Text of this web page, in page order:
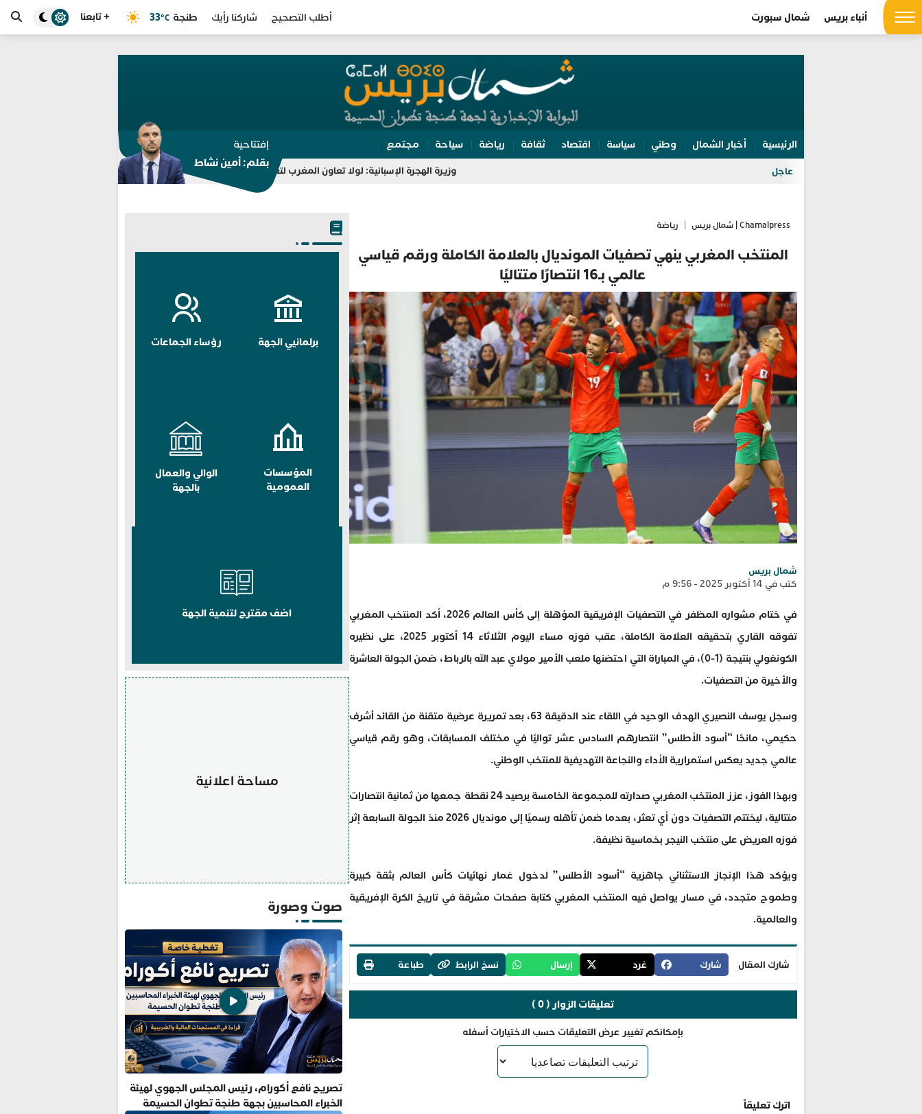
أنباء بريس شمال سبورت أطلب التصحيح شاركنا رأيك طنجة 33 °C + تابعنا
الرئيسية أخبار الشمال وطني سياسة اقتصاد ثقافة رياضة سياحة مجتمع
عاجل التحريض على اقتحام سبتة يقود مسيري وزيرة الهجرة الإسبانية: لولا تعاون المغرب لتعذّر احتواء أزمة الهجرة في سبتة
إفتتاحية
بقلم: أمين نشاط
Chamalpress | شمال بريس رياضة
المنتخب المغربي ينهي تصفيات المونديال بالعلامة الكاملة ورقم قياسي
عالمي بـ16 انتصارًا متتاليًا
شمال بريس
كتب في 14 أكتوبر 2025 - 9:56 م
في ختام مشواره المظفر في التصفيات الإفريقية المؤهلة إلى كأس العالم 2026، أكد المنتخب المغربي
تفوقه القاري بتحقيقه العلامة الكاملة، عقب فوزه مساء اليوم الثلاثاء 14 أكتوبر 2025، على نظيره
الكونغولي بنتيجة (1-0)، في المباراة التي احتضنها ملعب الأمير مولاي عبد الله بالرباط، ضمن الجولة العاشرة
والأخيرة من التصفيات.
وسجل يوسف النصيري الهدف الوحيد في اللقاء عند الدقيقة 63، بعد تمريرة عرضية متقنة من القائد أشرف
حكيمي، مانحًا “أسود الأطلس” انتصارهم السادس عشر تواليًا في مختلف المسابقات، وهو رقم قياسي
عالمي جديد يعكس استمرارية الأداء والنجاعة التهديفية للمنتخب الوطني.
وبهذا الفوز، عزز المنتخب المغربي صدارته للمجموعة الخامسة برصيد 24 نقطة جمعها من ثمانية انتصارات
متتالية، ليختتم التصفيات دون أي تعثر، بعدما ضمن تأهله رسميًا إلى مونديال 2026 منذ الجولة السابعة إثر
فوزه العريض على منتخب النيجر بخماسية نظيفة.
ويؤكد هذا الإنجاز الاستثنائي جاهزية “أسود الأطلس” لدخول غمار نهائيات كأس العالم بثقة كبيرة
وطموح متجدد، في مسار يواصل فيه المنتخب المغربي كتابة صفحات مشرقة في تاريخ الكرة الإفريقية
والعالمية.
شارك المقال شارك غرد إرسال نسخ الرابط طباعة
تعليقات الزوار ( 0 )
بإمكانكم تغيير عرض التعليقات حسب الاختيارات أسفله
اترك تعليقاً
برلمانيي الجهة رؤساء الجماعات
المؤسسات
العمومية
الوالي والعمال
بالجهة
اضف مقترح لتنمية الجهة
مساحة اعلانية
صوت وصورة
تصريح نافع أكورام، رئيس المجلس الجهوي لهيئة
الخبراء المحاسبين بجهة طنجة تطوان الحسيمة